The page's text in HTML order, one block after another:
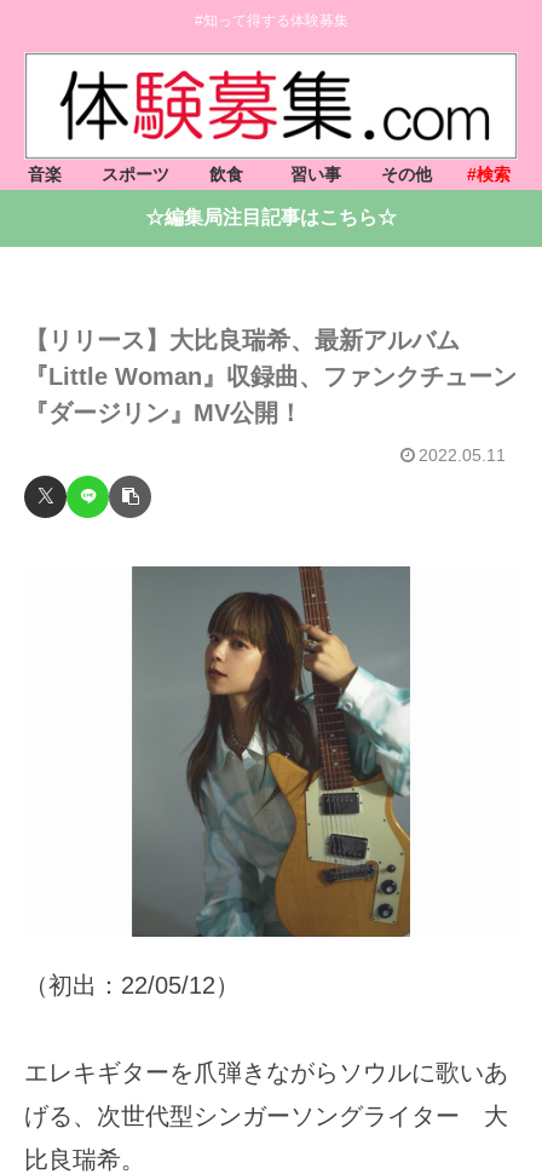
#知って得する体験募集
音楽 スポーツ 飲食 習い事 その他 #検索
☆編集局注目記事はこちら☆
【リリース】大比良瑞希、最新アルバム
『Little Woman』収録曲、ファンクチューン
『ダージリン』MV公開！
2022.05.11
（初出：22/05/12）
エレキギターを爪弾きながらソウルに歌いあ
げる、次世代型シンガーソングライター 大
比良瑞希。